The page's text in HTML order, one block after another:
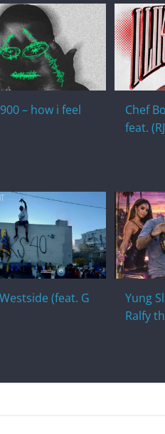
– how i feel
Chef
feat.
(feat. G
Yung
Ralfy